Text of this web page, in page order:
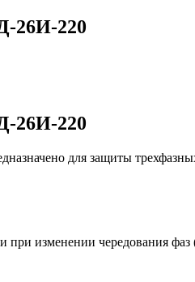
для защиты
изменении чередования